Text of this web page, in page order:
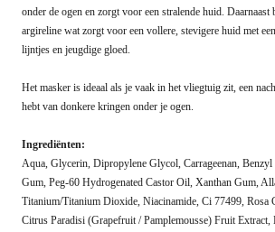
onder de ogen en zorgt voor een stralende huid. Daarnaast
argireline wat zorgt voor een vollere, stevigere huid met
lijntjes en jeugdige gloed.
Het masker is ideaal als je vaak in het vliegtuig zit, een
hebt van donkere kringen onder je ogen.
Ingrediënten:
Aqua, Glycerin, Dipropylene Glycol, Carrageenan,
Gum, Peg-60 Hydrogenated Castor Oil, Xanthan Gum,
Titanium/Titanium Dioxide, Niacinamide, Ci 77499, Rosa
Citrus Paradisi (Grapefruit / Pamplemousse) Fruit